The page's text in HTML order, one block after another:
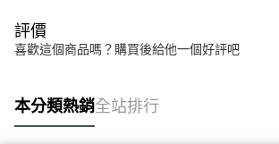
評價
喜歡這個商品嗎？購買後給他一個好評吧
本分類熱銷全站排行